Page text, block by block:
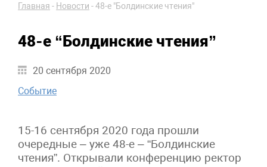
Главная - Новости -48-е "Болдинские чтения"
48-е “Болдинские чтения”
20 сентября 2020
Событие
15-16 сентября 2020 года прошли
очередные – уже 48-е – “Болдинские
чтения”. Открывали конференцию ректор